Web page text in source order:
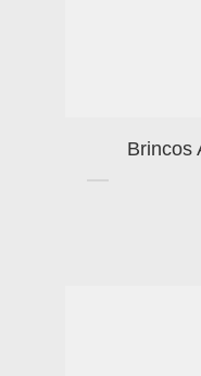
Brincos